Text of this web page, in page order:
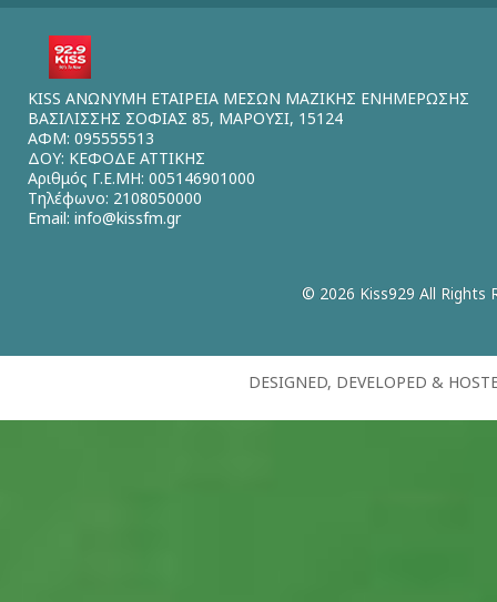
KISS ΑΝΩΝΥΜΗ ΕΤΑΙΡΕΙΑ ΜΕΣΩΝ ΜΑΖΙΚΗΣ ΕΝΗΜΕΡΩΣΗΣ
ΒΑΣΙΛΙΣΣΗΣ ΣΟΦΙΑΣ 85, ΜΑΡΟΥΣΙ, 15124
ΑΦΜ: 095555513
ΔΟΥ: ΚΕΦΟΔΕ ΑΤΤΙΚΗΣ
Αριθμός Γ.Ε.ΜΗ: 005146901000
Τηλέφωνο: 2108050000
Email: info@kissfm.gr
© 2026 Kiss929 All Rights
DESIGNED, DEVELOPED &